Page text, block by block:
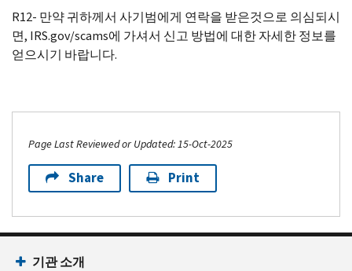
R12- 만약 귀하께서 사기범에게 연락을 받은것으로 의심되시
면, IRS.gov/scams에 가셔서 신고 방법에 대한 자세한 정보를
얻으시기 바랍니다.
Page Last Reviewed or Updated: 15-Oct-2025
Share Print
기관 소개